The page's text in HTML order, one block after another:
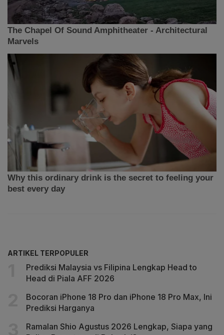
ARTIKEL TERPOPULER
Prediksi Malaysia vs Filipina Lengkap Head to
Head di Piala AFF 2026
Bocoran iPhone 18 Pro dan iPhone 18 Pro Max, Ini
Prediksi Harganya
Ramalan Shio Agustus 2026 Lengkap, Siapa yang